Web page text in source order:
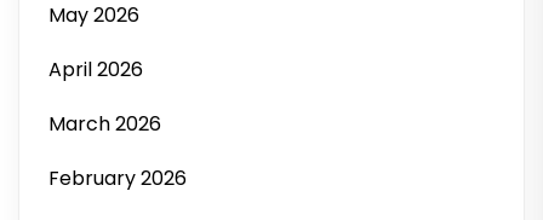
May 2026
April 2026
March 2026
February 2026